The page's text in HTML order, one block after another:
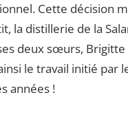
Cette décision
la distillerie de la
deux sœurs,
le travail initié par
années !